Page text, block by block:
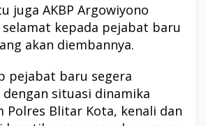
juga AKBP Argowiyono
kepada pejabat baru
akan diembannya.
pejabat baru segera
dengan situasi dinamika
Polres Blitar Kota, kenali dan